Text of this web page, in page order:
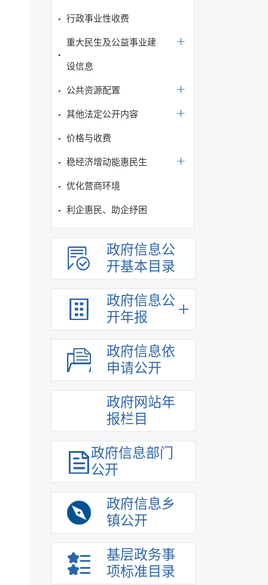
行政事业性收费
重大民生及公益事业建
设信息
公共资源配置
其他法定公开内容
价格与收费
稳经济增动能惠民生
优化营商环境
利企惠民、助企纾困
政府信息公
开基本目录
政府信息公
开年报
政府信息依
申请公开
政府网站年
报栏目
政府信息部门
公开
政府信息乡
镇公开
基层政务事
项标准目录